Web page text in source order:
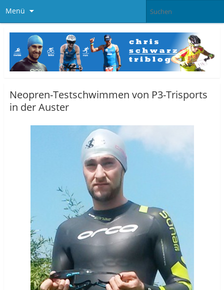
Menü
Neopren-Testschwimmen von P3-Trisports
in der Auster